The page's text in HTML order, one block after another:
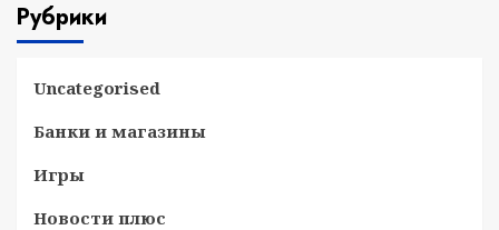
Рубрики
Uncategorised
Банки и магазины
Игры
Новости плюс